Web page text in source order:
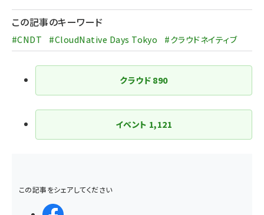
この記事のキーワード
#CNDT #CloudNative Days Tokyo #クラウドネイティブ
クラウド 890
イベント 1,121
この記事をシェアしてください